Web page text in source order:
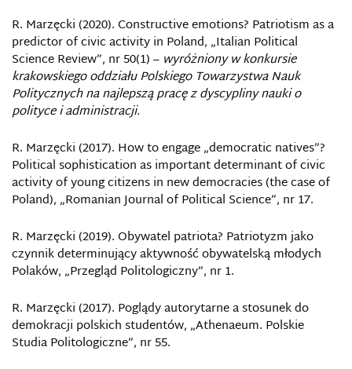
R. Marzęcki (2020). Constructive emotions? Patriotism as a
predictor of civic activity in Poland, „Italian Political
Science Review”, nr 50(1) – wyróżniony w konkursie
krakowskiego oddziału Polskiego Towarzystwa Nauk
Politycznych na najlepszą pracę z dyscypliny nauki o
polityce i administracji.
R. Marzęcki (2017). How to engage „democratic natives”?
Political sophistication as important determinant of civic
activity of young citizens in new democracies (the case of
Poland), „Romanian Journal of Political Science”, nr 17.
R. Marzęcki (2019). Obywatel patriota? Patriotyzm jako
czynnik determinujący aktywność obywatelską młodych
Polaków, „Przegląd Politologiczny”, nr 1.
R. Marzęcki (2017). Poglądy autorytarne a stosunek do
demokracji polskich studentów, „Athenaeum. Polskie
Studia Politologiczne”, nr 55.